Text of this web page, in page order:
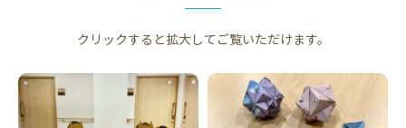
クリックすると拡大してご覧いただけます。